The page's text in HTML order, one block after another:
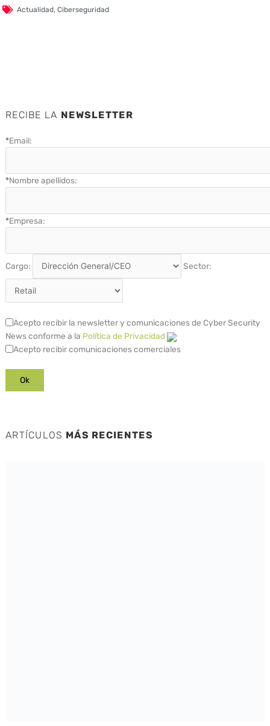
Actualidad,Ciberseguridad
RECIBE LA NEWSLETTER
*Email:
*Nombre apellidos:
*Empresa:
Cargo: Sector:
Acepto recibir la newsletter y comunicaciones de Cyber Security
News conforme a la Política de Privacidad
Acepto recibir comunicaciones comerciales
ARTÍCULOS MÁS RECIENTES